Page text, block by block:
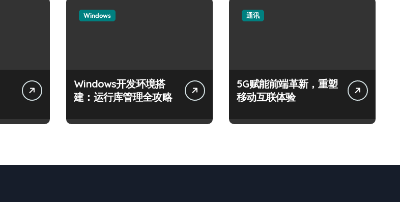
Windows
Windows开发环境搭
建：运行库管理全攻略
通讯
5G赋能前端革新，重塑
移动互联体验